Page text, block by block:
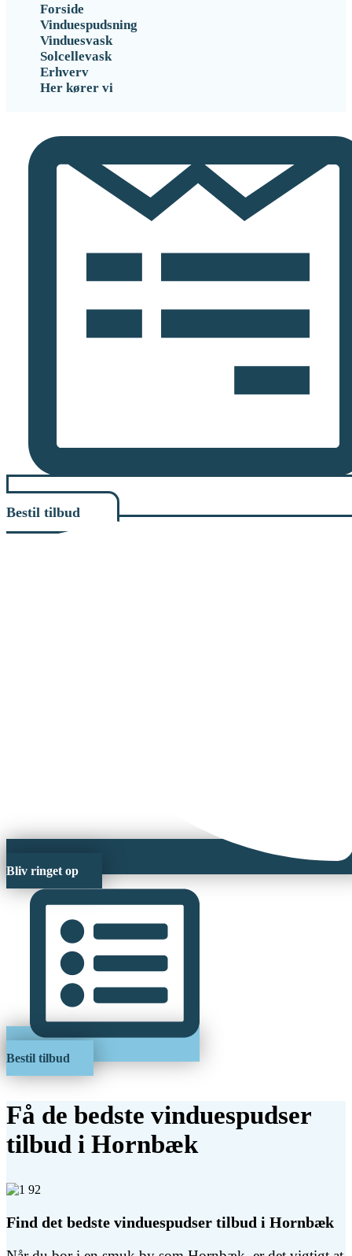
Forside
Vinduespudsning
Vinduesvask
Solcellevask
Erhverv
Her kører vi
Bestil tilbud
Bliv ringet op
Bestil tilbud
Få de bedste vinduespudser
tilbud i Hornbæk
Find det bedste vinduespudser tilbud i Hornbæk